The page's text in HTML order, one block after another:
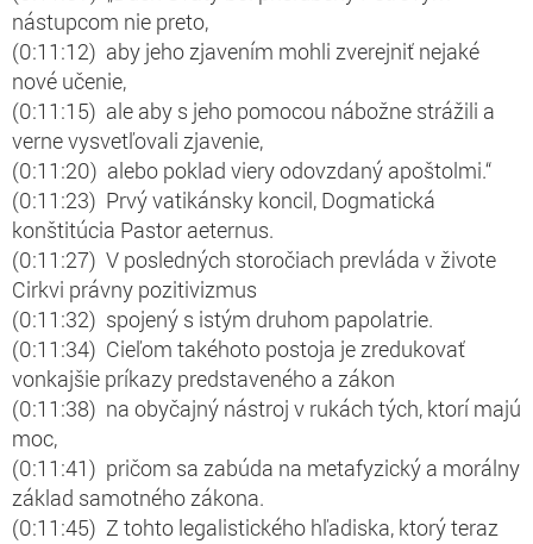
nástupcom nie preto,
(0:11:12) aby jeho zjavením mohli zverejniť nejaké
nové učenie,
(0:11:15) ale aby s jeho pomocou nábožne strážili a
verne vysvetľovali zjavenie,
(0:11:20) alebo poklad viery odovzdaný apoštolmi.“
(0:11:23) Prvý vatikánsky koncil, Dogmatická
konštitúcia Pastor aeternus.
(0:11:27) V posledných storočiach prevláda v živote
Cirkvi právny pozitivizmus
(0:11:32) spojený s istým druhom papolatrie.
(0:11:34) Cieľom takéhoto postoja je zredukovať
vonkajšie príkazy predstaveného a zákon
(0:11:38) na obyčajný nástroj v rukách tých, ktorí majú
moc,
(0:11:41) pričom sa zabúda na metafyzický a morálny
základ samotného zákona.
(0:11:45) Z tohto legalistického hľadiska, ktorý teraz